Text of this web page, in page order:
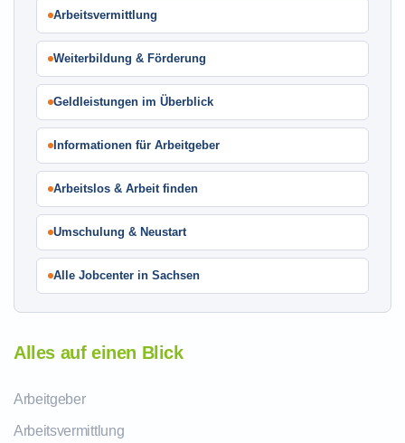
Arbeitsvermittlung
Weiterbildung & Förderung
Geldleistungen im Überblick
Informationen für Arbeitgeber
Arbeitslos & Arbeit finden
Umschulung & Neustart
Alle Jobcenter in Sachsen
Alles auf einen Blick
Arbeitgeber
Arbeitsvermittlung